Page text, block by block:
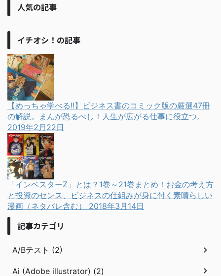
人気の記事
イチオシ！の記事
【めっちゃ学べる!!】ビジネス書のコミック版の厳選47冊
の解説。まんが恐るべし！人生が広がる仕事に役立つ。
2019年2月22日
「インベスターZ」とは？1巻～21巻まとめ！お金の考え方
と投資のセンス、ビジネスの仕組みが身に付く素晴らしい
漫画（ネタバレ含む） 2018年3月14日
記事カテゴリ
A/Bテスト (2)
Ai (Adobe illustrator) (2)